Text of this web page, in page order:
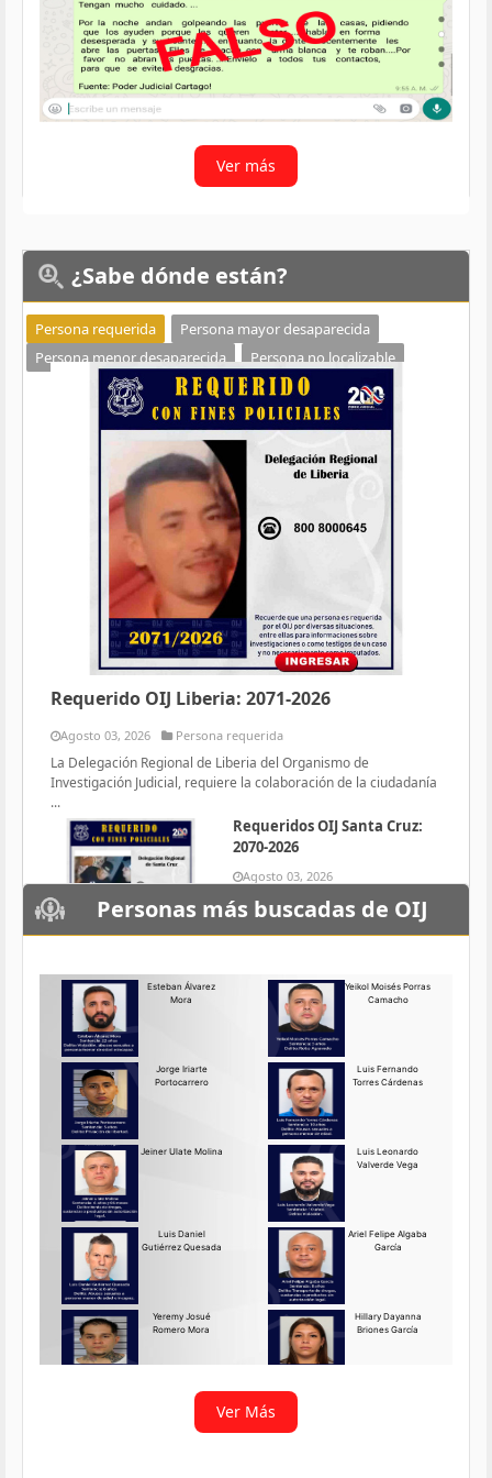
Ver más
¿Sabe dónde están?
Persona requerida
Persona mayor desaparecida
Persona menor desaparecida
Persona no localizable
Requerido OIJ Liberia: 2071-2026
Agosto 03, 2026 Persona requerida
La Delegación Regional de Liberia del Organismo de
Investigación Judicial, requiere la colaboración de la ciudadanía
...
Requeridos OIJ Santa Cruz:
2070-2026
Agosto 03, 2026
Persona requerida
La Delegación Regional de Santa
Requerido OIJ Puntarenas:
2069-2026
Agosto 03, 2026
Persona requerida
La Delegación Regional de
Puntarenas del Organismo de
Investigación
Ver más
Personas más buscadas de OIJ
Ver Más